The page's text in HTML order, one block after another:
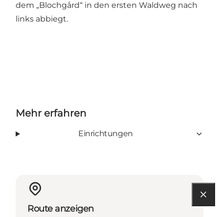
dem „Blochgård“ in den ersten Waldweg nach
links abbiegt.
Mehr erfahren
Einrichtungen
Route anzeigen